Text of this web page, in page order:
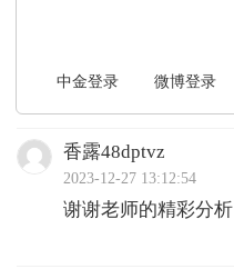
中金登录 微博登录
香露48dptvz
2023-12-27 13:12:54
谢谢老师的精彩分析